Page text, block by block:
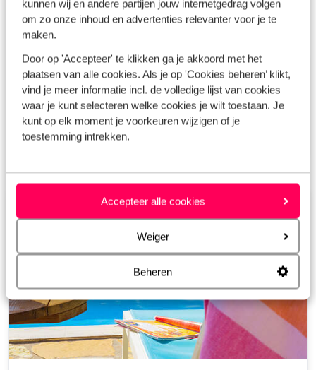
kunnen wij en andere partijen jouw internetgedrag volgen
om zo onze inhoud en advertenties relevanter voor je te
maken.
Door op 'Accepteer' te klikken ga je akkoord met het
plaatsen van alle cookies. Als je op 'Cookies beheren’ klikt,
vind je meer informatie incl. de volledige lijst van cookies
waar je kunt selecteren welke cookies je wilt toestaan. Je
kunt op elk moment je voorkeuren wijzigen of je
toestemming intrekken.
Accepteer alle cookies
Weiger
Beheren
je ‘s avonds met een wijntje op het terras van je boutique
hotel ploft. La vita è bella!
Boek jij eenvliegvakantiedan is deze bij mij altijd
inclusief verblijf enhuurauto!
Ontdek al mijn vakanties